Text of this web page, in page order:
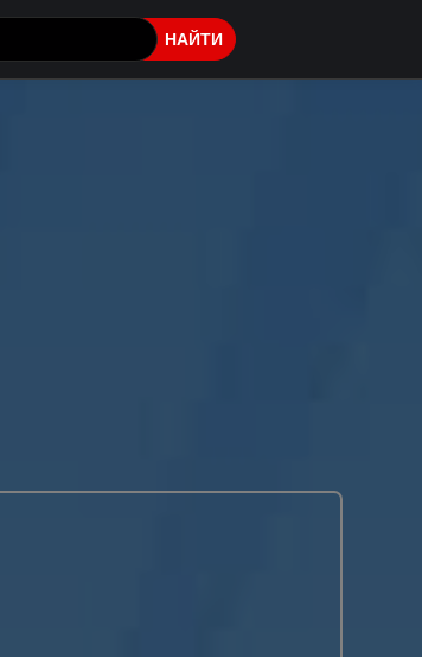
НАЙТИ